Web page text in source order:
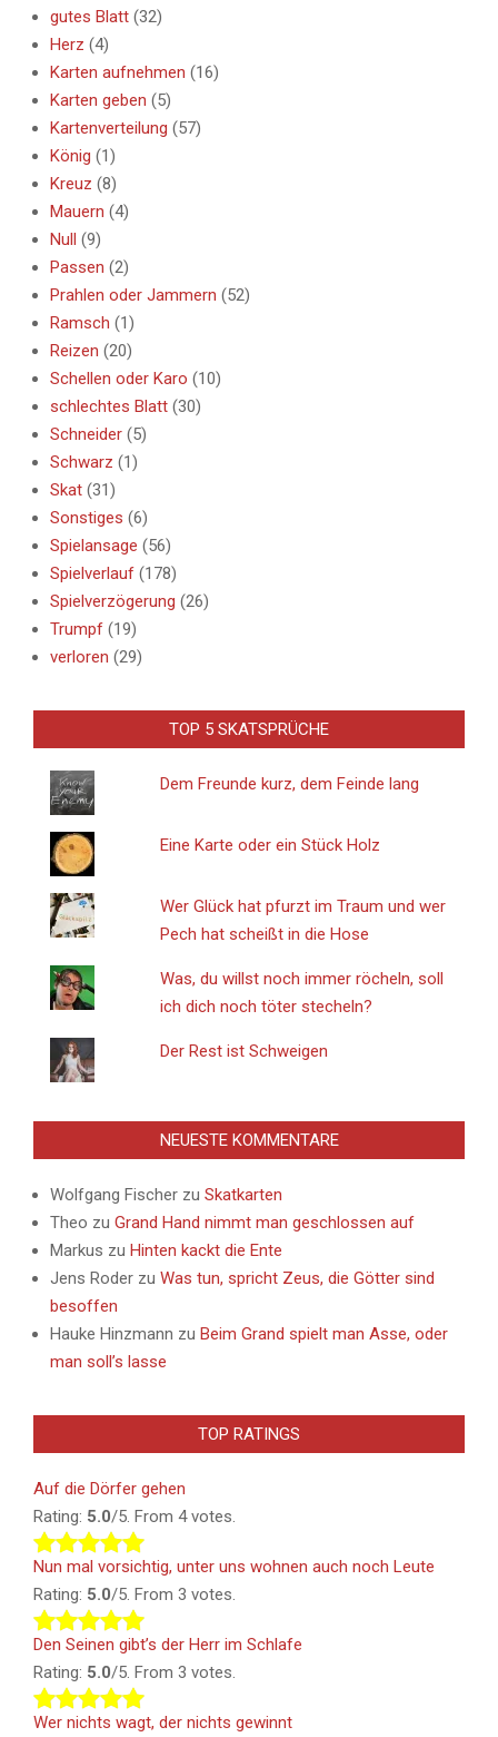
gutes Blatt (32)
Herz (4)
Karten aufnehmen (16)
Karten geben (5)
Kartenverteilung (57)
König (1)
Kreuz (8)
Mauern (4)
Null (9)
Passen (2)
Prahlen oder Jammern (52)
Ramsch (1)
Reizen (20)
Schellen oder Karo (10)
schlechtes Blatt (30)
Schneider (5)
Schwarz (1)
Skat (31)
Sonstiges (6)
Spielansage (56)
Spielverlauf (178)
Spielverzögerung (26)
Trumpf (19)
verloren (29)
TOP 5 SKATSPRÜCHE
Dem Freunde kurz, dem Feinde lang
Eine Karte oder ein Stück Holz
Wer Glück hat pfurzt im Traum und wer
Pech hat scheißt in die Hose
Was, du willst noch immer röcheln, soll
ich dich noch töter stecheln?
Der Rest ist Schweigen
NEUESTE KOMMENTARE
Wolfgang Fischer zu Skatkarten
Theo zu Grand Hand nimmt man geschlossen auf
Markus zu Hinten kackt die Ente
Jens Roder zu Was tun, spricht Zeus, die Götter sind
besoffen
Hauke Hinzmann zu Beim Grand spielt man Asse, oder
man soll’s lasse
TOP RATINGS
Auf die Dörfer gehen
Rating: 5.0/5. From 4 votes.
Nun mal vorsichtig, unter uns wohnen auch noch Leute
Rating: 5.0/5. From 3 votes.
Den Seinen gibt’s der Herr im Schlafe
Rating: 5.0/5. From 3 votes.
Wer nichts wagt, der nichts gewinnt